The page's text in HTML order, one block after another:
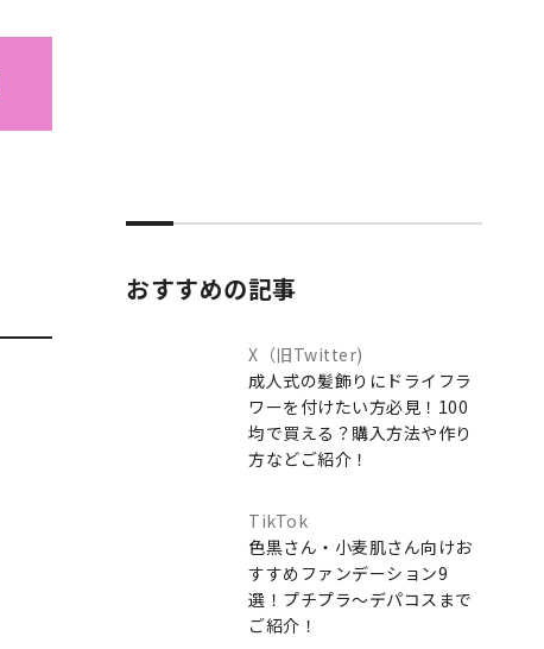
おすすめの記事
X（旧Twitter)
成人式の髪飾りにドライフラ
ワーを付けたい方必見！100
均で買える？購入方法や作り
方などご紹介！
TikTok
色黒さん・小麦肌さん向けお
すすめファンデーション9
選！プチプラ〜デパコスまで
ご紹介！